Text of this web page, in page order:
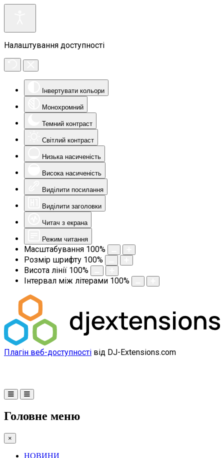
Налаштування доступності
Інвертувати кольори
Монохромний
Темний контраст
Світлий контраст
Низька насиченість
Висока насиченість
Виділити посилання
Виділити заголовки
Читач з екрана
Режим читання
Масштабування 100%
Розмір шрифту 100%
Висота лінії 100%
Інтервал між літерами 100%
Плагін веб-доступності від DJ-Extensions.com
Головне меню
×
НОВИНИ